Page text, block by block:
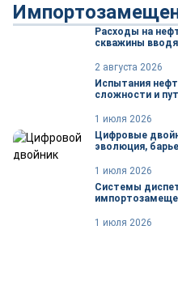
Расходы на
скважины
2 августа 2026
Испытания
сложности и
1 июля 2026
Цифровые
эволюция,
1 июля 2026
Системы
1 июля 2026